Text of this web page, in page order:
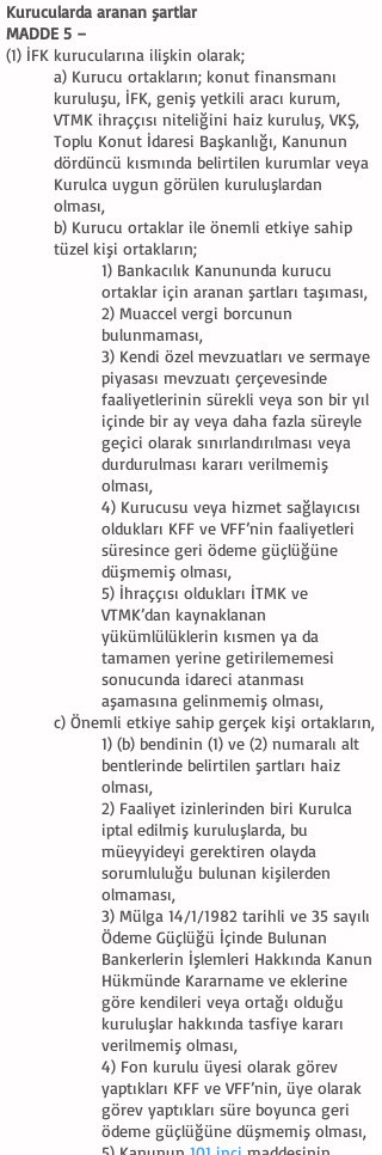
Kurucularda aranan şartlar
MADDE 5 –
(1) İFK kurucularına ilişkin olarak;
a) Kurucu ortakların; konut finansmanı
kuruluşu, İFK, geniş yetkili aracı kurum,
VTMK ihraççısı niteliğini haiz kuruluş, VKŞ,
Toplu Konut İdaresi Başkanlığı, Kanunun
dördüncü kısmında belirtilen kurumlar veya
Kurulca uygun görülen kuruluşlardan
olması,
b) Kurucu ortaklar ile önemli etkiye sahip
tüzel kişi ortakların;
1) Bankacılık Kanununda kurucu
ortaklar için aranan şartları taşıması,
2) Muaccel vergi borcunun
bulunmaması,
3) Kendi özel mevzuatları ve sermaye
piyasası mevzuatı çerçevesinde
faaliyetlerinin sürekli veya son bir yıl
içinde bir ay veya daha fazla süreyle
geçici olarak sınırlandırılması veya
durdurulması kararı verilmemiş
olması,
4) Kurucusu veya hizmet sağlayıcısı
oldukları KFF ve VFF’nin faaliyetleri
süresince geri ödeme güçlüğüne
düşmemiş olması,
5) İhraççısı oldukları İTMK ve
VTMK’dan kaynaklanan
yükümlülüklerin kısmen ya da
tamamen yerine getirilememesi
sonucunda idareci atanması
aşamasına gelinmemiş olması,
c) Önemli etkiye sahip gerçek kişi ortakların,
1) (b) bendinin (1) ve (2) numaralı alt
bentlerinde belirtilen şartları haiz
olması,
2) Faaliyet izinlerinden biri Kurulca
iptal edilmiş kuruluşlarda, bu
müeyyideyi gerektiren olayda
sorumluluğu bulunan kişilerden
olmaması,
3) Mülga 14/1/1982 tarihli ve 35 sayılı
Ödeme Güçlüğü İçinde Bulunan
Bankerlerin İşlemleri Hakkında Kanun
Hükmünde Kararname ve eklerine
göre kendileri veya ortağı olduğu
kuruluşlar hakkında tasfiye kararı
verilmemiş olması,
4) Fon kurulu üyesi olarak görev
yaptıkları KFF ve VFF’nin, üye olarak
görev yaptıkları süre boyunca geri
ödeme güçlüğüne düşmemiş olması,